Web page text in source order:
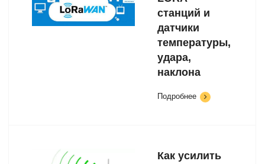
станций и
датчики
температуры,
удара,
наклона
Подробнее
Как усилить